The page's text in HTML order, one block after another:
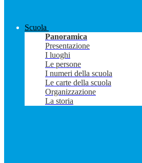
Scuola
Panoramica
Presentazione
I luoghi
Le persone
I numeri della scuola
Le carte della scuola
Organizzazione
La storia